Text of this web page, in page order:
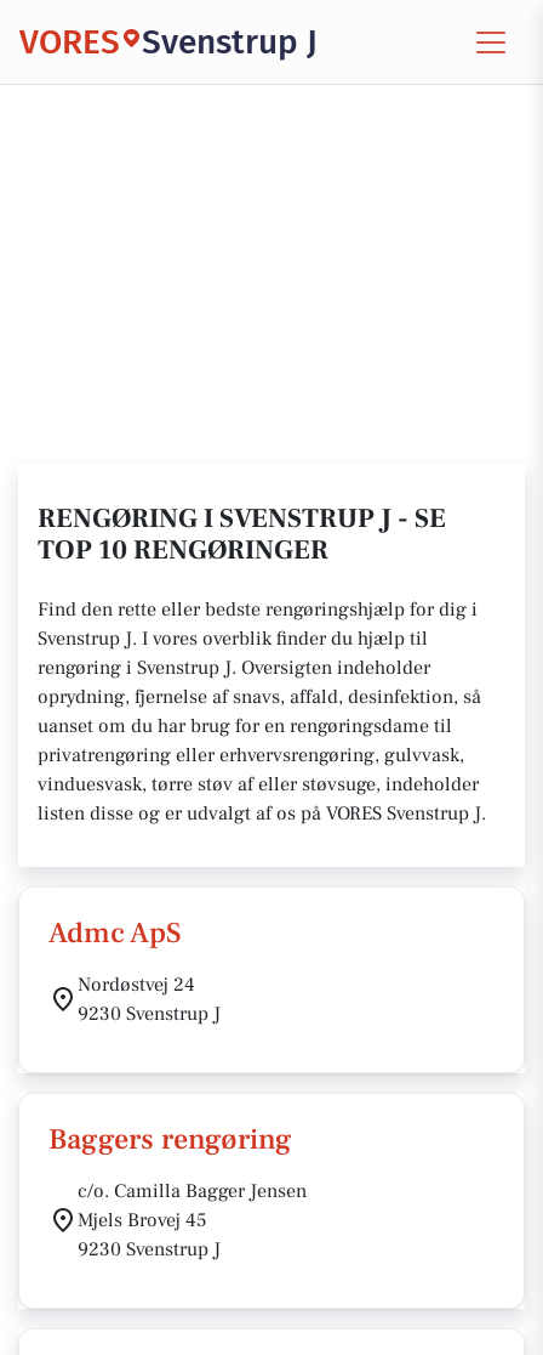
VORES Svenstrup J
RENGØRING I SVENSTRUP J - SE
TOP 10 RENGØRINGER
Find den rette eller bedste rengøringshjælp for dig i
Svenstrup J. I vores overblik finder du hjælp til
rengøring i Svenstrup J. Oversigten indeholder
oprydning, fjernelse af snavs, affald, desinfektion, så
uanset om du har brug for en rengøringsdame til
privatrengøring eller erhvervsrengøring, gulvvask,
vinduesvask, tørre støv af eller støvsuge, indeholder
listen disse og er udvalgt af os på VORES Svenstrup J.
Admc ApS
Nordøstvej 24
9230 Svenstrup J
Baggers rengøring
c/o. Camilla Bagger Jensen
Mjels Brovej 45
9230 Svenstrup J